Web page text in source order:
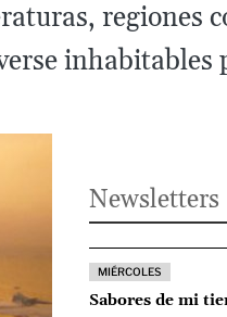
regiones
inhabitables
Newsletters
MIÉRCOLES
Sabores de mi